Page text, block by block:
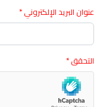
عنوان البريد الإلكتروني*
التحقق*